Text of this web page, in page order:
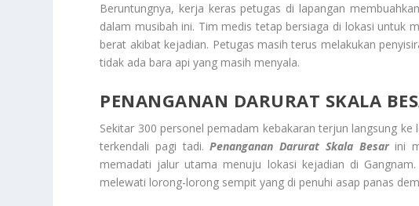
Beruntungnya, kerja keras petugas di lapangan
dalam musibah ini. Tim medis tetap bersiaga di lokasi untuk
berat akibat kejadian. Petugas masih terus melakukan
tidak ada bara api yang masih menyala.
PENANGANAN DARURAT SKALA
Sekitar 300 personel pemadam kebakaran terjun langsung
terkendali pagi tadi.Penanganan Darurat Skala Besarini
memadati jalur utama menuju lokasi kejadian di
melewati lorong-lorong sempit yang di penuhi asap panas